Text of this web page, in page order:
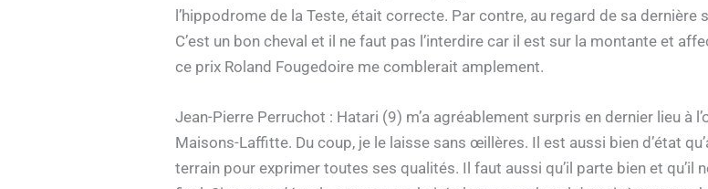
l’hippodrome de la Teste, était correcte. Par contre, au regard de sa dernière
C’est un bon cheval et il ne faut pas l’interdire car il est sur la montante et
ce prix Roland Fougedoire me comblerait amplement.
Jean-Pierre Perruchot : Hatari (9) m’a agréablement surpris en dernier lieu à
Maisons-Laffitte. Du coup, je le laisse sans œillères. Il est aussi bien d’état
terrain pour exprimer toutes ses qualités. Il faut aussi qu’il parte bien et